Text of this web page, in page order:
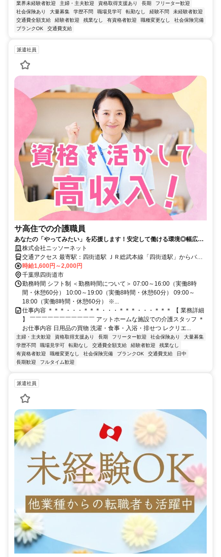
業界未経験者歓迎 主婦・主夫歓迎 資格取得支援あり 長期
フリーター歓迎
社会保険あり
大量募集 学歴不問 職場見学可 転勤なし 経験不問
未経験者歓迎
交通費全額支給
経験者歓迎 残業なし 有資格者歓迎 職種変更なし
社会保険完備
ブランクOK
交通費支給
派遣社員
サ高住での介護職員
あなたの「やってみたい」を応援します！安定して働ける環境◎幅広い
世代が活躍中
株式会社ニッソーネット
交通アクセス 最寄駅：四街道駅 ＪＲ総武本線「四街道駅」からバス4
分
時給1,600円～2,000円
千葉県四街道市
勤務時間 シフト制 ＜勤務時間について＞ 07:00～16:00（実働8時
間・休憩60分） 10:00～19:00（実働8時間・休憩60分） 09:00～
18:00（実働8時間・休憩60分） ※...
仕事内容 ＊＊＊・・・＊＊＊・・・＊＊＊・・・＊＊＊ 【 業務詳細
】 ￣￣￣￣￣￣￣￣￣￣￣ アットホームな施設での介護スタッフ ＊
お仕事内容 日用品の買物 洗濯・食事・入浴・排せつ レクリエ...
主婦・主夫歓迎 資格取得支援あり 長期 フリーター歓迎 社会保険あり
大量募集
学歴不問
職場見学可 転勤なし 交通費全額支給 経験者歓迎
残業なし
有資格者歓迎
職種変更なし 社会保険完備 ブランクOK 交通費支給
日中
長期歓迎
フルタイム歓迎
派遣社員